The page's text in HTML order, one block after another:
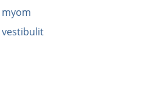
vestibulit